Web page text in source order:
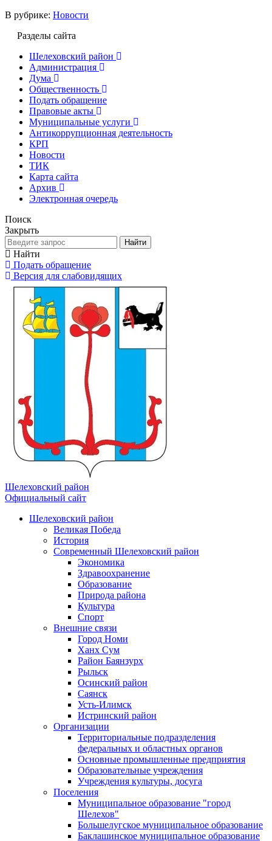
В рубрике: Новости
Разделы сайта
Шелеховский район
Администрация
Дума
Общественность
Подать обращение
Правовые акты
Муниципальные услуги
Антикоррупционная деятельность
КРП
Новости
ТИК
Карта сайта
Архив
Электронная очередь
Поиск
Закрыть
Найти
Найти
Подать обращение
Версия для слабовидящих
Шелеховский район
Официальный сайт
Шелеховский район
Великая Победа
История
Современный Шелеховский район
Экономика
Здравоохранение
Образование
Природа района
Культура
Спорт
Внешние связи
Город Номи
Ханх Сум
Район Баянзурх
Рыльск
Осинский район
Саянск
Усть-Илимск
Истринский район
Организации
Территориальные подразделения
федеральных и областных органов
Основные промышленные предприятия
Образовательные учреждения
Учреждения культуры, досуга
Поселения
Муниципальное образование "город
Шелехов"
Большелугское муниципальное образование
Баклашинское муниципальное образование